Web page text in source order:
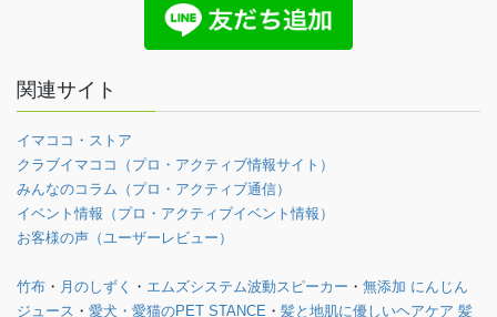
関連サイト
イマココ・ストア
クラブイマココ（プロ・アクティブ情報サイト）
みんなのコラム（プロ・アクティブ通信）
イベント情報（プロ・アクティブイベント情報）
お客様の声（ユーザーレビュー）
竹布 ・ 月のしずく ・ エムズシステム波動スピーカー ・ 無添加 にんじん
ジュース ・ 愛犬・愛猫のPET STANCE ・ 髪と地肌に優しいヘアケア 髪